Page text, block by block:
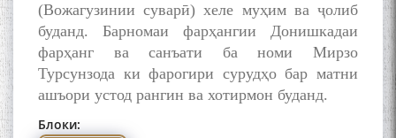
(Вожагузинии суварӣ) хеле муҳим ва ҷолиб
буданд. Барномаи фарҳангии Донишкадаи
фарҳанг ва санъати ба номи Мирзо
Турсунзода ки фарогири сурудҳо бар матни
ашъори устод рангин ва хотирмон буданд.
Блоки:
Сайри Дарвоз бо Мӯъмин
Қаноат: Чанор ҳам "гап"